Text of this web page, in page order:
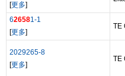
[更多]
626581-1
[更多]
TE
2029265-8
[更多]
TE